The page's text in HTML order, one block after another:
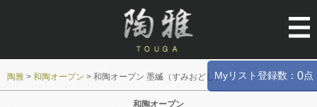
Myリスト登録数： 0点
陶雅 > 和陶オープン > 和陶オープン 墨縅（すみおどし）
和陶オープン